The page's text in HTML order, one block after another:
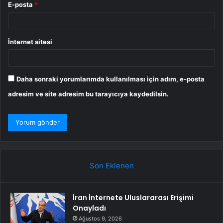
E-posta *
İnternet sitesi
Daha sonraki yorumlarımda kullanılması için adım, e-posta
adresim ve site adresim bu tarayıcıya kaydedilsin.
Son Eklenen
İran İnternete Uluslararası Erişimi
Onayladı
Ağustos 9, 2026